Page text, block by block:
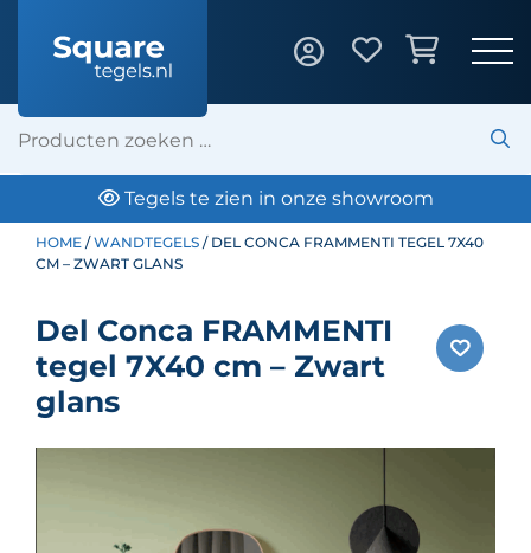
Tegels te zien in onze showroom
HOME /WANDTEGELS / DEL CONCA FRAMMENTI TEGEL 7X40
CM – ZWART GLANS
Del Conca FRAMMENTI
tegel 7X40 cm – Zwart
glans